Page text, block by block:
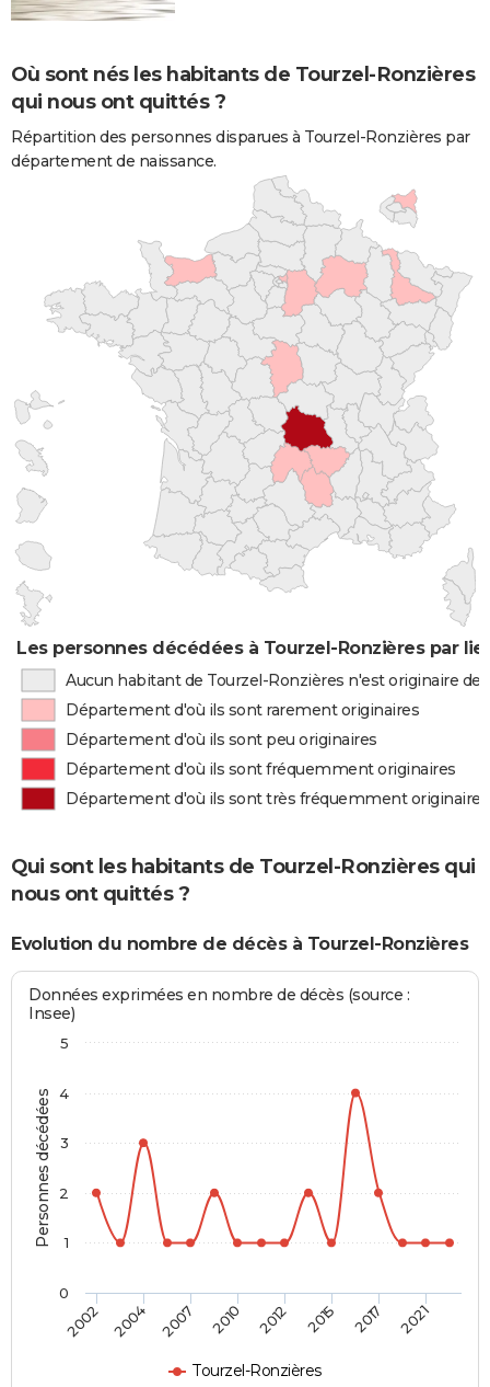
Où sont nés les habitants de Tourzel-Ronzières
qui nous ont quittés ?
Répartition des personnes disparues à Tourzel-Ronzières par
département de naissance.
Les personnes décédées à Tourzel-Ronzières par
Aucun habitant de Tourzel-Ronzières n'est originaire
Département d'où ils sont rarement originaires
Département d'où ils sont peu originaires
Département d'où ils sont fréquemment originaires
Département d'où ils sont très fréquemment originaires
Qui sont les habitants de Tourzel-Ronzières qui
nous ont quittés ?
Evolution du nombre de décès à Tourzel-Ronzières
Personnes décédées
Données exprimées en nombre de décès (source :
Insee)
Tourzel-Ronzières
2002 2004 2007 2010 2012 2015 2017 2021
0
1
2
3
4
5